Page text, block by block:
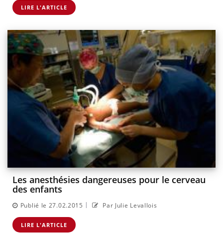
LIRE L'ARTICLE
Les anesthésies dangereuses pour le cerveau
des enfants
Publié le 27.02.2015 | Par Julie Levallois
LIRE L'ARTICLE